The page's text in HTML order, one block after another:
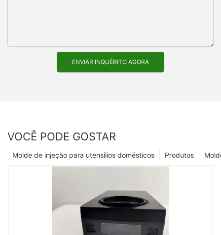
ENVIAR INQUÉRITO AGORA
VOCÊ PODE GOSTAR
Produtos
Molde de injeção para utensílios domésticos